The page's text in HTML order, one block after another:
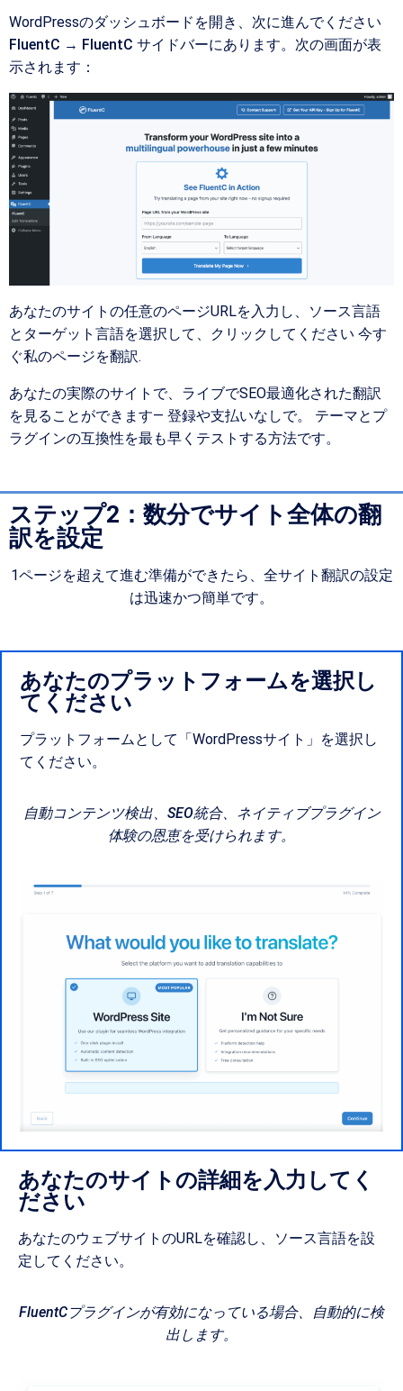
WordPressのダッシュボードを開き、次に進んでください
FluentC → FluentC サイドバーにあります。次の画面が表
示されます：
あなたのサイトの任意のページURLを入力し、ソース言語
とターゲット言語を選択して、クリックしてください 今す
ぐ私のページを翻訳.
あなたの実際のサイトで、ライブでSEO最適化された翻訳
を見ることができます— 登録や支払いなしで。
テーマとプ
ラグインの互換性を最も早くテストする方法です。
ステップ2：数分でサイト全体の翻
訳を設定
1ページを超えて進む準備ができたら、全サイト翻訳の設定
は迅速かつ簡単です。
あなたのプラットフォームを選択し
てください
プラットフォームとして「WordPressサイト」を選択し
てください。
自動コンテンツ検出、SEO統合、ネイティブプラグイン
体験の恩恵を受けられます。
あなたのサイトの詳細を入力してく
ださい
あなたのウェブサイトのURLを確認し、ソース言語を設
定してください。
FluentCプラグインが有効になっている場合、自動的に検
出します。